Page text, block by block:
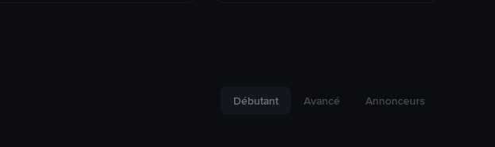
Débutant Avancé Annonceurs